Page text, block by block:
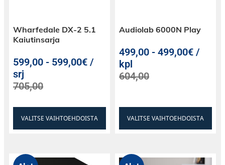
Wharfedale DX-2 5.1
Kaiutinsarja
599,00 - 599,00€ /
srj
705,00
VALITSE VAIHTOEHDOISTA
Audiolab 6000N Play
499,00 -499,00€ /
kpl
604,00
VALITSE VAIHTOEHDOISTA